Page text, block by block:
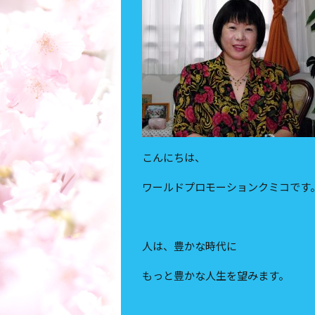
こんにちは、
ワールドプロモーションクミコです
人は、豊かな時代に
もっと豊かな人生を望みます。